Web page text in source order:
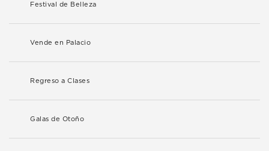
Festival de Belleza
Vende en Palacio
Regreso a Clases
Galas de Otoño